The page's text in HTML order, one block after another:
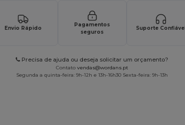
Envio Rápido
Pagamentos
seguros
Suporte Confiável
Precisa de ajuda ou deseja solicitar um orçamento?
Contatovendas@wordans.pt
Segunda a quinta-feira: 9h-12h e 13h-16h30 Sexta-feira: 9h-13h